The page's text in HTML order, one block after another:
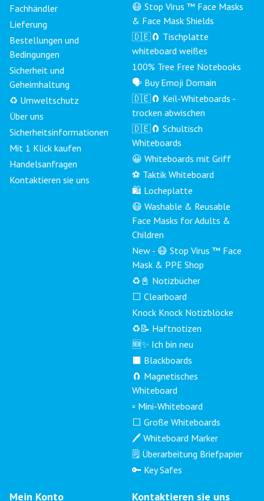
Fachhändler
Lieferung
Bestellungen und
Bedingungen
Sicherheit und
Geheimhaltung
♻️ Umweltschutz
Über uns
Sicherheitsinformationen
Mit 1 Klick kaufen
Handelsanfragen
Kontaktieren sie uns
😷 Stop Virus ™ Face Masks
& Face Mask Shields
🇩🇪🧲 Tischplatte
whiteboard weißes
100% Tree Free Notebooks
🗣 Buy Emoji Domain
🇩🇪🧲 Keil-Whiteboards -
trocken abwischen
🇩🇪🧲 Schultisch
Whiteboards
😀 Whiteboards mit Griff
⚽ Taktik Whiteboard
🛍️ Locheplatte
😷 Washable & Reusable
Face Masks for Adults &
Children
New - 😷 Stop Virus ™ Face
Mask & PPE Shop
♻️📓 Notizbücher
⬜ Clearboard
Knock Knock Notizblöcke
♻️📝 Haftnotizen
🆕✨ Ich bin neu
⬛ Blackboards
🧲 Magnetisches
Whiteboard
▫️ Mini-Whiteboard
⬜ Große Whiteboards
🖊️ Whiteboard Marker
🗒️ Überarbeitung Briefpapier
🔑 Key Safes
Mein Konto Kontaktieren sie uns